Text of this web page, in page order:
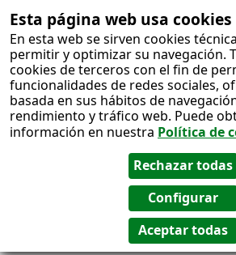
Esta página web usa cookies
En esta web se sirven cookies
permitir y optimizar su navegación.
cookies de terceros con el fin de
funcionalidades de redes sociales,
basada en sus hábitos de
rendimiento y tráfico web. Puede
información en nuestra Política de